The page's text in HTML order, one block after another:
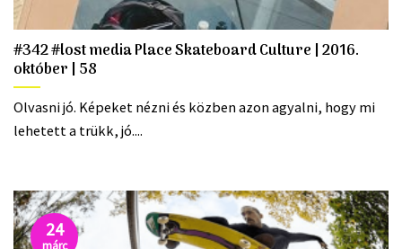
#342 #lost media Place Skateboard Culture | 2016.
október | 58
Olvasni jó. Képeket nézni és közben azon agyalni, hogy mi
lehetett a trükk, jó....
24
márc